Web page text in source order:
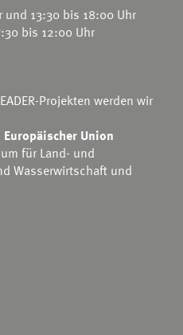
13:30 bis 18:00 Uhr
bis 12:00 Uhr
Projekten werden wir
Union
für Land- und
Wasserwirtschaft und